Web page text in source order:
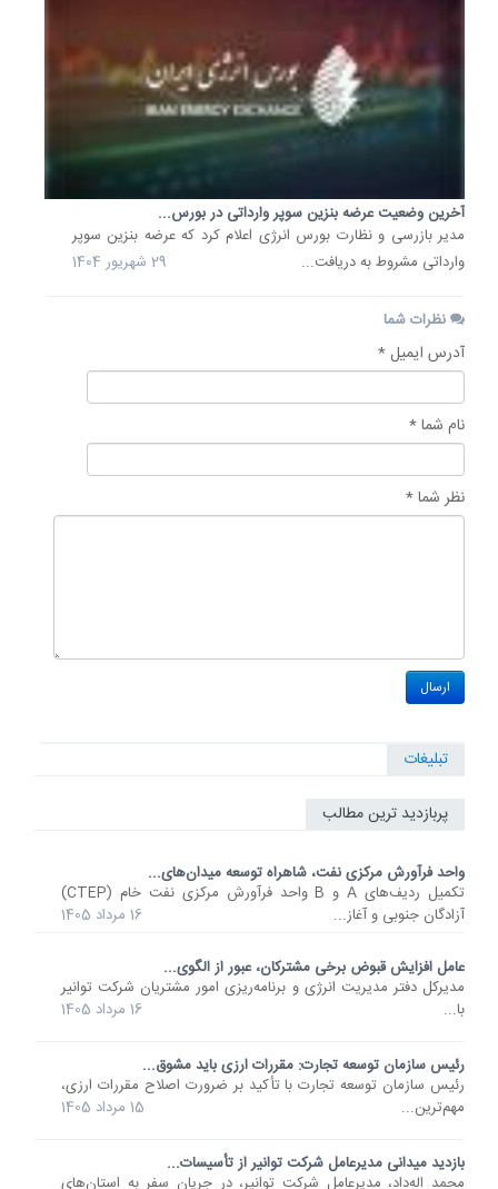
آخرین وضعیت عرضه بنزین سوپر وارداتی در بورس...
مدیر بازرسی و نظارت بورس انرژی اعلام کرد که عرضه بنزین سوپر
وارداتی مشروط به دریافت...
29 شهریور 1404
نظرات شما
آدرس ایمیل *
نام شما *
نظر شما *
تبلیغات
پربازدید ترین مطالب
واحد فرآورش مرکزی نفت، شاهراه توسعه میدان‌های...
تکمیل ردیف‌های A و B واحد فرآورش مرکزی نفت خام (CTEP)
آزادگان جنوبی و آغاز...
16 مرداد 1405
عامل افزایش قبوض برخی مشترکان، عبور از الگوی...
مدیرکل دفتر مدیریت انرژی و برنامه‌ریزی امور مشتریان شرکت توانیر
با...
16 مرداد 1405
رئیس سازمان توسعه تجارت: مقررات ارزی باید مشوق...
رئیس سازمان توسعه تجارت با تأکید بر ضرورت اصلاح مقررات ارزی،
مهم‌ترین...
15 مرداد 1405
بازدید میدانی مدیرعامل شرکت توانیر از تأسیسات...
محمد اله‌داد، مدیرعامل شرکت توانیر، در جریان سفر به استان‌های